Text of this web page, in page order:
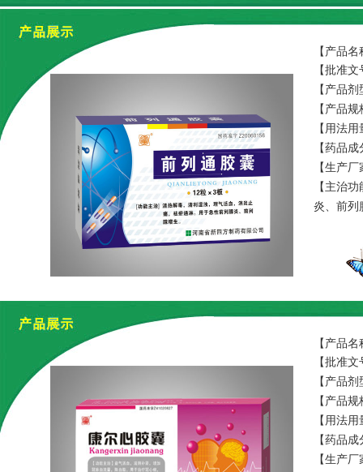
【产品
【批准
【产品
【产品
【用法
【药品
【生产
【主治
炎、前列
【产品
【批准
【产品
【产品
【用法
【药品
【生产